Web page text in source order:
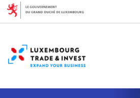
Cookies management panel